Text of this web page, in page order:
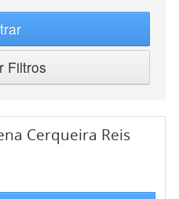
Filtros
Cerqueira Reis